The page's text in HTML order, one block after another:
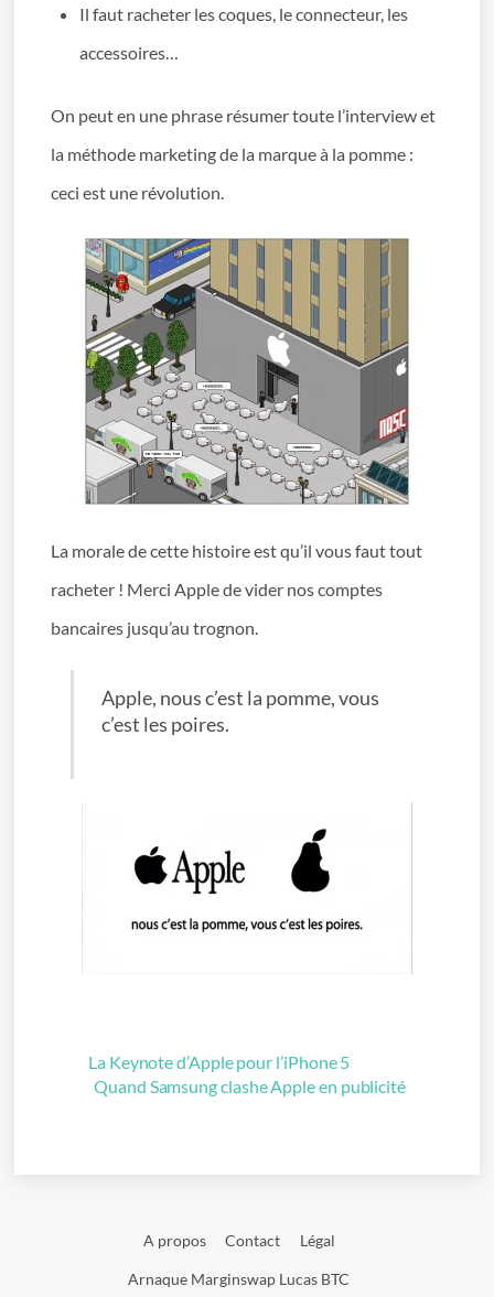
Il faut racheter les coques, le connecteur, les
accessoires…
On peut en une phrase résumer toute l’interview et
la méthode marketing de la marque à la pomme :
ceci est une révolution.
La morale de cette histoire est qu’il vous faut tout
racheter ! Merci Apple de vider nos comptes
bancaires jusqu’au trognon.
Apple, nous c’est la pomme, vous
c’est les poires.
La Keynote d’Apple pour l’iPhone 5
Quand Samsung clashe Apple en publicité
A propos Contact Légal
Arnaque Marginswap Lucas BTC